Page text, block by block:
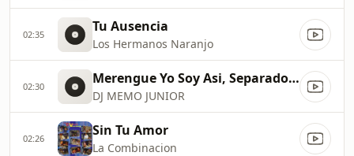
02:35 Tu Ausencia
Los Hermanos Naranjo
02:30 Merengue Yo Soy Asi, Separados, Si Supieras
DJ MEMO JUNIOR
02:26 Sin Tu Amor
La Combinacion